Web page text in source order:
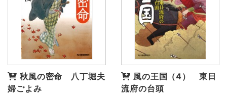
秋風の密命 八丁堀夫
婦ごよみ
風の王国（4） 東日
流府の台頭